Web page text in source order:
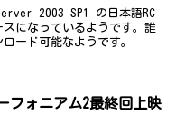
2003 SP1 の日本語RC
スになっているようです。誰
ード可能なようです。
フォニアム2最終回上映